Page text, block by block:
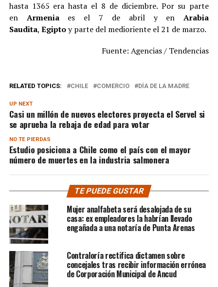
hasta 1365 era hasta el 8 de diciembre. Por su parte
en Armeniaes el 7 de abril y enArabia
Saudita, Egiptoy parte del medioriente el 21 de marzo.
Fuente: Agencias / Tendencias
RELATED TOPICS: CHILE COMERCIO DÍA DE LA MADRE
UP NEXT
Casi un millón de nuevos electores proyecta el Servel si
se aprueba la rebaja de edad para votar
NO TE PIERDAS
Estudio posiciona a Chile como el país con el mayor
número de muertes en la industria salmonera
TE PUEDE GUSTAR
Mujer analfabeta será desalojada de su
casa: ex empleadores la habrían llevado
engañada a una notaría de Punta Arenas
Contraloría rectifica dictamen sobre
concejales tras recibir información errónea
de Corporación Municipal de Ancud